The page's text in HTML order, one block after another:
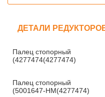
ДЕТАЛИ
Палец стопорный
(4277474(4277474)
Палец стопорный
(5001647-HM(4277474)